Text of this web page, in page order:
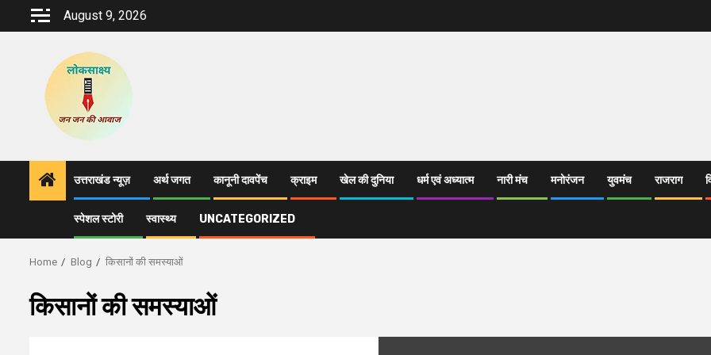
August 9, 2026
उत्तराखंड न्यूज़ अर्थ जगत कानूनी दावपेंच क्राइम खेल की दुनिया धर्म एवं अध्यात्म नारी मंच मनोरंजन युवमंच राजराग
स्पेशल स्टोरी स्वास्थ्य UNCATEGORIZED
Home Blog किसानों की समस्याओं
किसानों की समस्याओं